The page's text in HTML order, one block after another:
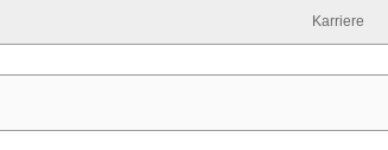
Karriere